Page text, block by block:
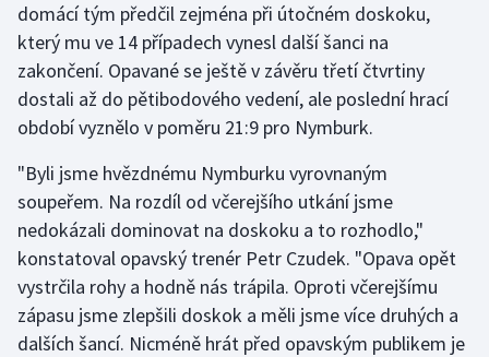
Gymnastika
Házená
Jezdectví
Judo
Krasobruslení
Lezení
Lyže a snowboard
domácí tým předčil zejména při útočném doskoku,
který mu ve 14 případech vynesl další šanci na
zakončení. Opavané se ještě v závěru třetí čtvrtiny
dostali až do pětibodového vedení, ale poslední hrací
období vyznělo v poměru 21:9 pro Nymburk.
"Byli jsme hvězdnému Nymburku vyrovnaným
soupeřem. Na rozdíl od včerejšího utkání jsme
nedokázali dominovat na doskoku a to rozhodlo,"
konstatoval opavský trenér Petr Czudek. "Opava opět
vystrčila rohy a hodně nás trápila. Oproti včerejšímu
zápasu jsme zlepšili doskok a měli jsme více druhých a
dalších šancí. Nicméně hrát před opavským publikem je